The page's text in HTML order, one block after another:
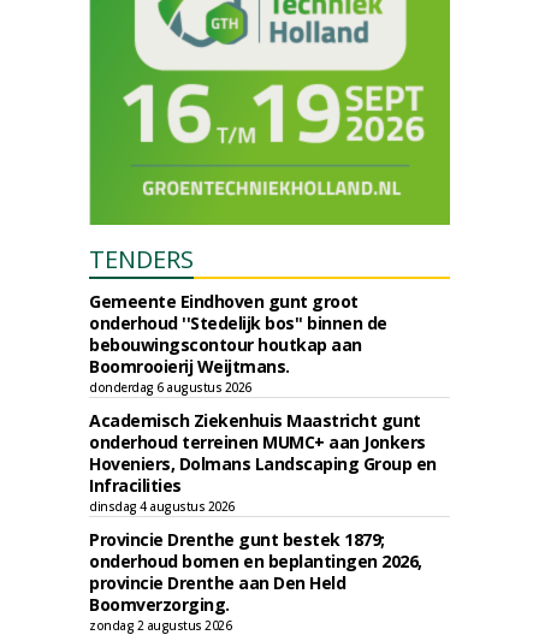
TENDERS
Gemeente Eindhoven gunt groot
onderhoud ''Stedelijk bos'' binnen de
bebouwingscontour houtkap aan
Boomrooierij Weijtmans.
donderdag 6 augustus 2026
Academisch Ziekenhuis Maastricht gunt
onderhoud terreinen MUMC+ aan Jonkers
Hoveniers, Dolmans Landscaping Group en
Infracilities
dinsdag 4 augustus 2026
Provincie Drenthe gunt bestek 1879;
onderhoud bomen en beplantingen 2026,
provincie Drenthe aan Den Held
Boomverzorging.
zondag 2 augustus 2026